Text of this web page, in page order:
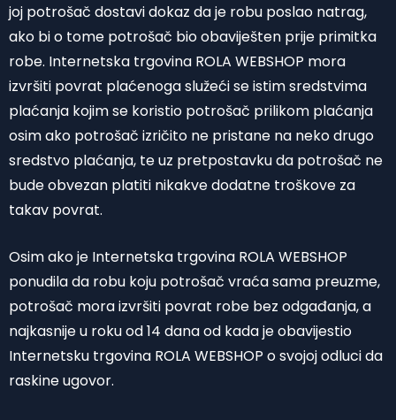
joj potrošač dostavi dokaz da je robu poslao natrag,
ako bi o tome potrošač bio obaviješten prije primitka
robe. Internetska trgovina ROLA WEBSHOP mora
izvršiti povrat plaćenoga služeći se istim sredstvima
plaćanja kojim se koristio potrošač prilikom plaćanja
osim ako potrošač izričito ne pristane na neko drugo
sredstvo plaćanja, te uz pretpostavku da potrošač ne
bude obvezan platiti nikakve dodatne troškove za
takav povrat.
Osim ako je Internetska trgovina ROLA WEBSHOP
ponudila da robu koju potrošač vraća sama preuzme,
potrošač mora izvršiti povrat robe bez odgađanja, a
najkasnije u roku od 14 dana od kada je obavijestio
Internetsku trgovina ROLA WEBSHOP o svojoj odluci da
raskine ugovor.